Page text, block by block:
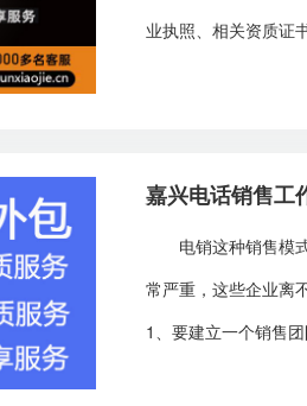
业执照、相关资质证
嘉兴电话销售工
电销这种销售模式
常严重，这些企业
1、要建立一个销售